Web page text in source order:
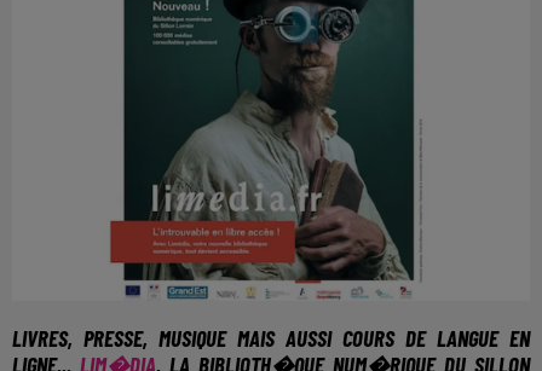
LIVRES, PRESSE, MUSIQUE MAIS AUSSI COURS DE LANGUE EN
LIGNE... LIM�DIA, LA BIBLIOTH�QUE NUM�RIQUE DU SILLON